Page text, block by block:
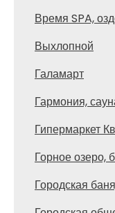
Время SPA,
Выхлопной
Галамарт
Гармония,
Гипермаркет
Горное озеро,
Городская